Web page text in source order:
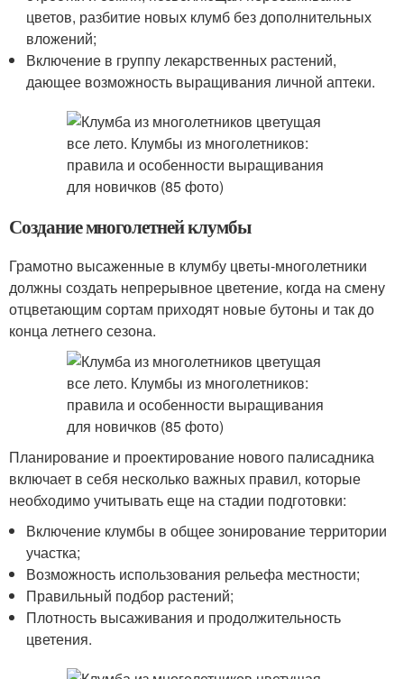
цветов, разбитие новых клумб без дополнительных
вложений;
Включение в группу лекарственных растений,
дающее возможность выращивания личной аптеки.
Создание многолетней клумбы
Грамотно высаженные в клумбу цветы-многолетники
должны создать непрерывное цветение, когда на смену
отцветающим сортам приходят новые бутоны и так до
конца летнего сезона.
Планирование и проектирование нового палисадника
включает в себя несколько важных правил, которые
необходимо учитывать еще на стадии подготовки:
Включение клумбы в общее зонирование территории
участка;
Возможность использования рельефа местности;
Правильный подбор растений;
Плотность высаживания и продолжительность
цветения.